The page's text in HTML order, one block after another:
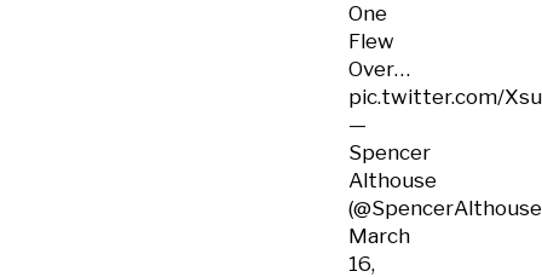
One
Flew
Over…
pic.twitter.com/
—
Spencer
Althouse
March
16,